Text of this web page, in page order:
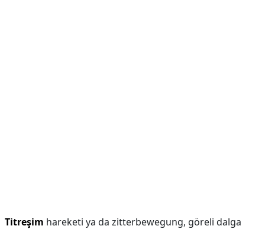
Titreşim hareketi ya da zitterbewegung, göreli dalga